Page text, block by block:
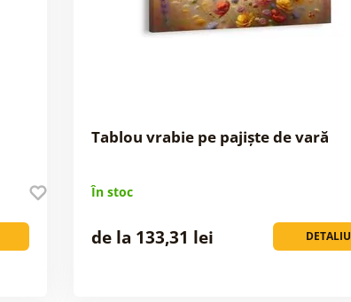
Tablou vrabie pe pajiște de vară
În stoc
DETALIU
de la 133,31 lei